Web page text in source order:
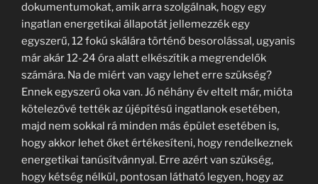
dokumentumokat, amik arra szolgálnak, hogy egy
ingatlan energetikai állapotát jellemezzék egy
egyszerű, 12 fokú skálára történő besorolással, ugyanis
már akár 12-24 óra alatt elkészítik a megrendelők
számára. Na de miért van vagy lehet erre szükség?
Ennek egyszerű oka van. Jó néhány év eltelt már, mióta
kötelezővé tették az újépítésű ingatlanok esetében,
majd nem sokkal rá minden más épület esetében is,
hogy akkor lehet őket értékesíteni, hogy rendelkeznek
energetikai tanúsítvánnyal. Erre azért van szükség,
hogy kétség nélkül, pontosan látható legyen, hogy az